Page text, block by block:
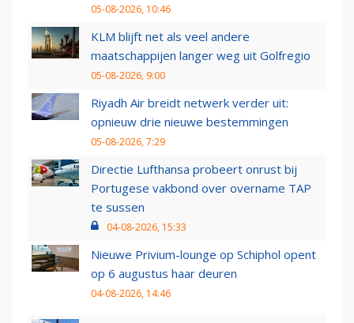
05-08-2026, 10:46
KLM blijft net als veel andere
maatschappijen langer weg uit Golfregio
05-08-2026, 9:00
Riyadh Air breidt netwerk verder uit:
opnieuw drie nieuwe bestemmingen
05-08-2026, 7:29
Directie Lufthansa probeert onrust bij
Portugese vakbond over overname TAP
te sussen
04-08-2026, 15:33
Nieuwe Privium-lounge op Schiphol opent
op 6 augustus haar deuren
04-08-2026, 14:46